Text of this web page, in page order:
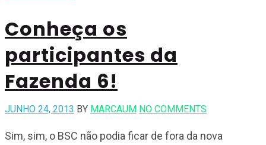
Conheça os
participantes da
Fazenda 6!
JUNHO 24, 2013 BY MARCAUM NO COMMENTS
Sim, sim, o BSC não podia ficar de fora da nova